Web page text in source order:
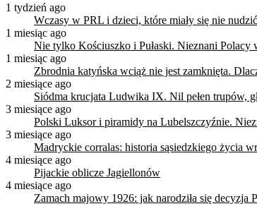
1 tydzień ago
Wczasy w PRL i dzieci, które miały się nie
1 miesiąc ago
Nie tylko Kościuszko i Pułaski. Nieznani Polacy
1 miesiąc ago
Zbrodnia katyńska wciąż nie jest zamknięta.
2 miesiące ago
Siódma krucjata Ludwika IX. Nil pełen trupów,
3 miesiące ago
Polski Luksor i piramidy na Lubelszczyźnie.
3 miesiące ago
Madryckie corralas: historia sąsiedzkiego życia
4 miesiące ago
Pijackie oblicze Jagiellonów
4 miesiące ago
Zamach majowy 1926: jak narodziła się decyzja